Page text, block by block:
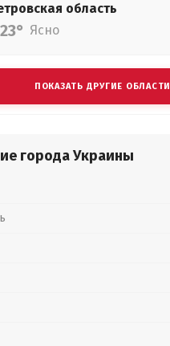
область
23° Ясно
ПОКАЗАТЬ ДРУГИЕ ОБЛАСТИ
города Украины